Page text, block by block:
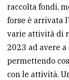
raccolta fondi,
forse è arrivata
varie attività di
2023 ad avere
permettendo
con le attività.